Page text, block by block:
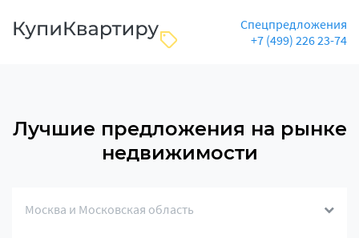
Спецпредложения
+7 (499) 226 23-74
Лучшие предложения на рынке
недвижимости
Москва и Московская область